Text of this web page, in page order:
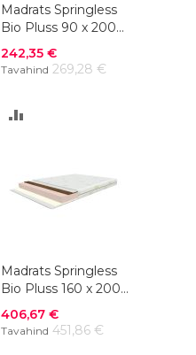
Madrats Springless
Bio Pluss 90 x 200
cm
Soodushind
242,35 €
Tavahind 269,28 €
Madrats Springless
Bio Pluss 160 x 200
cm
Soodushind
406,67 €
Tavahind 451,86 €